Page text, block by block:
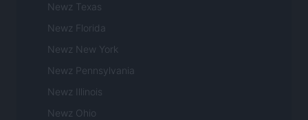
Newz Texas
Newz Florida
Newz New York
Newz Pennsylvania
Newz Illinois
Newz Ohio